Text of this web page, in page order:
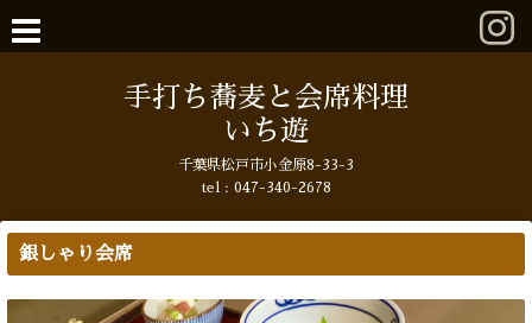
手打ち蕎麦と会席料理
いち遊
千葉県松戸市小金原8-33-3
tel : 047-340-2678
銀しゃり会席